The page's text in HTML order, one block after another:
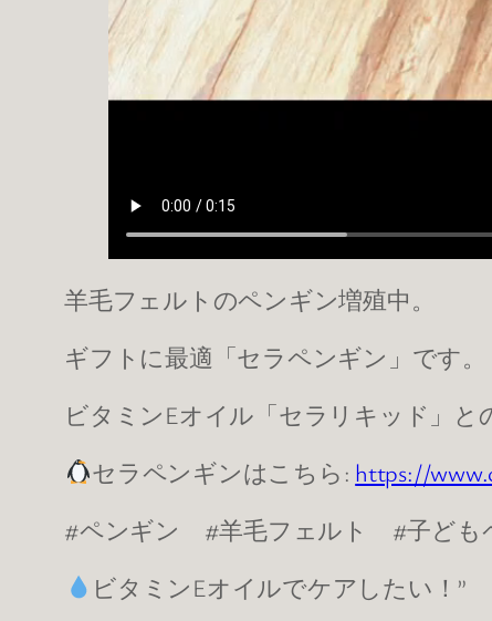
羊毛フェルトのペンギン増殖中。
ギフトに最適「セラペンギン」です。
ビタミンEオイル「セラリキッド」と
セラペンギンはこちら: https://
#ペンギン #羊毛フェルト #子ど
ビタミンEオイルでケアしたい！”